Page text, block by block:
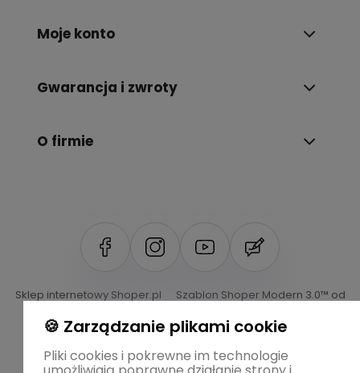
Moje konto
Gwarancja i zwroty
O firmie
Sklep internetowy Shoper.pl Szablon Shoper Modern 3.0™ od
🍪 Zarządzanie plikami cookie
Pliki cookies i pokrewne im technologie